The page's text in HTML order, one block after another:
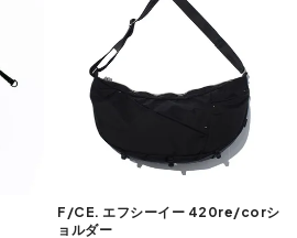
F/CE. エフシーイー 420re/corシ
ョルダー